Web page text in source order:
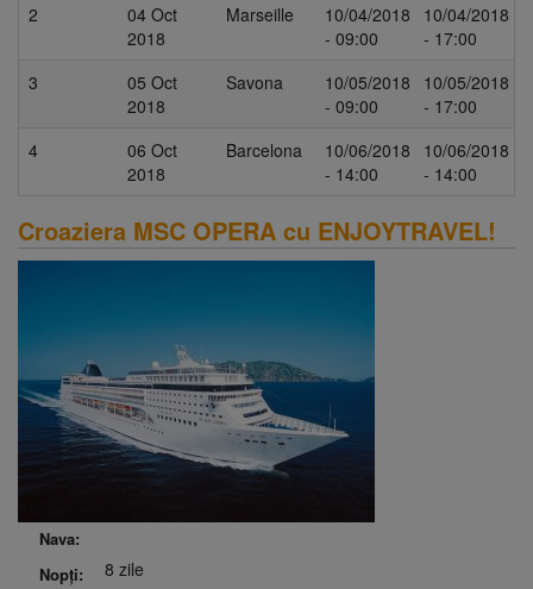
2
04 Oct
2018
Marseille
10/04/2018
- 09:00
10/04/2018
- 17:00
3
05 Oct
2018
Savona
10/05/2018
- 09:00
10/05/2018
- 17:00
4
06 Oct
2018
Barcelona
10/06/2018
- 14:00
10/06/2018
- 14:00
Croaziera MSC OPERA cu ENJOYTRAVEL!
Nava:
Nopți:
8 zile